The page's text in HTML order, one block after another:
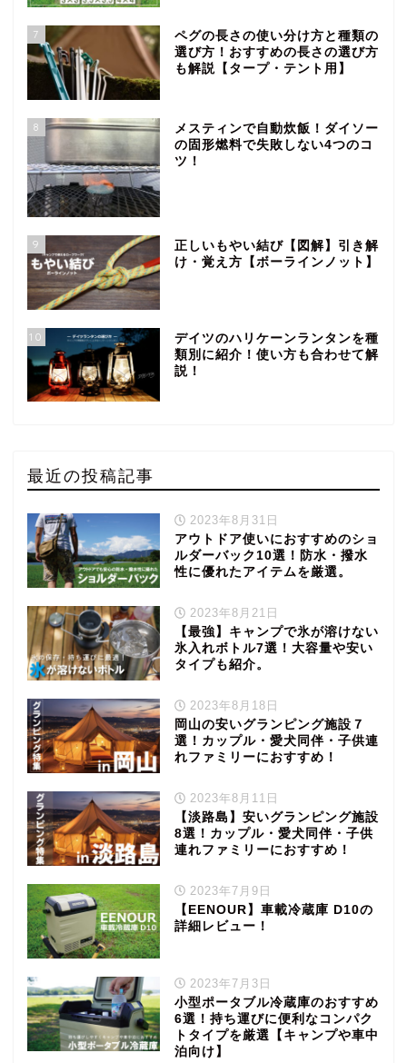
7
ペグの長さの使い分け方と種類の
選び方！おすすめの長さの選び方
も解説【タープ・テント用】
8
メスティンで自動炊飯！ダイソー
の固形燃料で失敗しない4つのコ
ツ！
9
正しいもやい結び【図解】引き解
け・覚え方【ボーラインノット】
10
デイツのハリケーンランタンを種
類別に紹介！使い方も合わせて解
説！
最近の投稿記事
2023年8月31日
アウトドア使いにおすすめのショ
ルダーバック10選！防水・撥水
性に優れたアイテムを厳選。
2023年8月21日
【最強】キャンプで氷が溶けない
氷入れボトル7選！大容量や安い
タイプも紹介。
2023年8月18日
岡山の安いグランピング施設７
選！カップル・愛犬同伴・子供連
れファミリーにおすすめ！
2023年8月11日
【淡路島】安いグランピング施設
8選！カップル・愛犬同伴・子供
連れファミリーにおすすめ！
2023年7月9日
【EENOUR】車載冷蔵庫 D10の
詳細レビュー！
2023年7月3日
小型ポータブル冷蔵庫のおすすめ
6選！持ち運びに便利なコンパク
トタイプを厳選【キャンプや車中
泊向け】